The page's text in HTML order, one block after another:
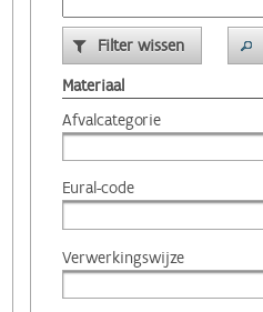
Filter wissen
Materiaal
Afvalcategorie
Eural-code
Verwerkingswijze